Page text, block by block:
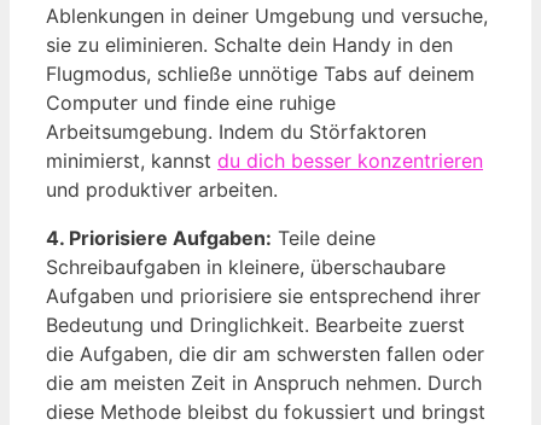
Ablenkungen in deiner Umgebung und versuche,
sie zu eliminieren. Schalte dein Handy in den
Flugmodus, schließe unnötige Tabs auf deinem
Computer und finde eine ruhige
Arbeitsumgebung. Indem du Störfaktoren
minimierst, kannst du dich besser konzentrieren
und produktiver arbeiten.
4. Priorisiere Aufgaben: Teile deine
Schreibaufgaben in kleinere, überschaubare
Aufgaben und priorisiere sie entsprechend ihrer
Bedeutung und Dringlichkeit. Bearbeite zuerst
die Aufgaben, die dir am schwersten fallen oder
die am meisten Zeit in Anspruch nehmen. Durch
diese Methode bleibst du fokussiert und bringst